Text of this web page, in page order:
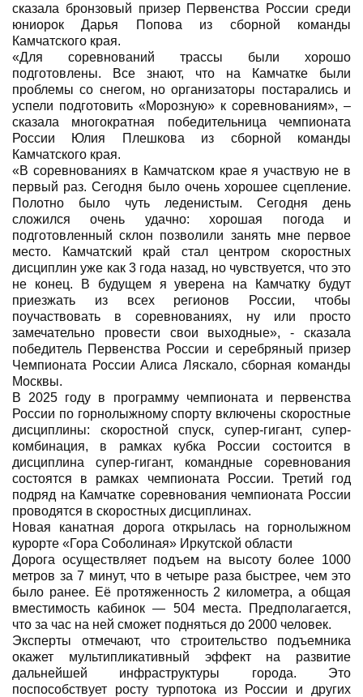
сказала бронзовый призер Первенства России среди
юниорок Дарья Попова из сборной команды
Камчатского края.
«Для соревнований трассы были хорошо
подготовлены. Все знают, что на Камчатке были
проблемы со снегом, но организаторы постарались и
успели подготовить «Морозную» к соревнованиям», –
сказала многократная победительница чемпионата
России Юлия Плешкова из сборной команды
Камчатского края.
«В соревнованиях в Камчатском крае я участвую не в
первый раз. Сегодня было очень хорошее сцепление.
Полотно было чуть леденистым. Сегодня день
сложился очень удачно: хорошая погода и
подготовленный склон позволили занять мне первое
место. Камчатский край стал центром скоростных
дисциплин уже как 3 года назад, но чувствуется, что это
не конец. В будущем я уверена на Камчатку будут
приезжать из всех регионов России, чтобы
поучаствовать в соревнованиях, ну или просто
замечательно провести свои выходные», - сказала
победитель Первенства России и серебряный призер
Чемпионата России Алиса Ляскало, сборная команды
Москвы.
В 2025 году в программу чемпионата и первенства
России по горнолыжному спорту включены скоростные
дисциплины: скоростной спуск, супер-гигант, супер-
комбинация, в рамках кубка России состоится в
дисциплина супер-гигант, командные соревнования
состоятся в рамках чемпионата России. Третий год
подряд на Камчатке соревнования чемпионата России
проводятся в скоростных дисциплинах.
Новая канатная дорога открылась на горнолыжном
курорте «Гора Соболиная» Иркутской области
Дорога осуществляет подъем на высоту более 1000
метров за 7 минут, что в четыре раза быстрее, чем это
было ранее. Её протяженность 2 километра, а общая
вместимость кабинок — 504 места. Предполагается,
что за час на ней сможет подняться до 2000 человек.
Эксперты отмечают, что строительство подъемника
окажет мультипликативный эффект на развитие
дальнейшей инфраструктуры города. Это
поспособствует росту турпотока из России и других